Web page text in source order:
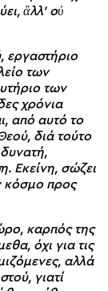
ἂλλ’ οὐ
εργαστήριο
των
των
χρόνια
από αυτό το
διά τούτο
Εκείνη, σώζει
κόσμο προς
καρπός της
όχι για τις
αλλά
γιατί